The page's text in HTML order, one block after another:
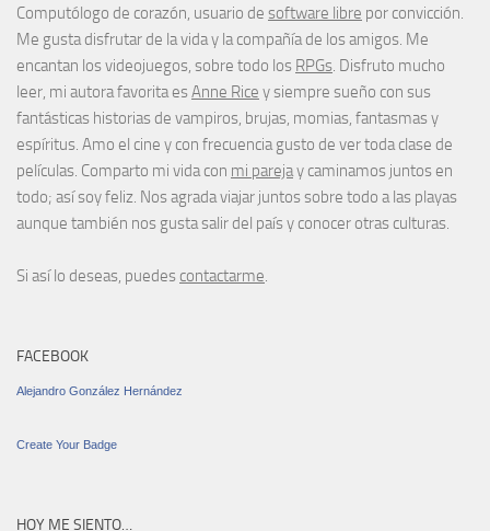
Computólogo de corazón, usuario de software libre por convicción.
Me gusta disfrutar de la vida y la compañía de los amigos. Me
encantan los videojuegos, sobre todo los RPGs. Disfruto mucho
leer, mi autora favorita esAnne Rice y siempre sueño con sus
fantásticas historias de vampiros, brujas, momias, fantasmas y
espíritus. Amo el cine y con frecuencia gusto de ver toda clase de
películas. Comparto mi vida con mi parejay caminamos juntos en
todo; así soy feliz. Nos agrada viajar juntos sobre todo a las playas
aunque también nos gusta salir del país y conocer otras culturas.
Si así lo deseas, puedes contactarme.
FACEBOOK
Alejandro González Hernández
Create Your Badge
HOY ME SIENTO…